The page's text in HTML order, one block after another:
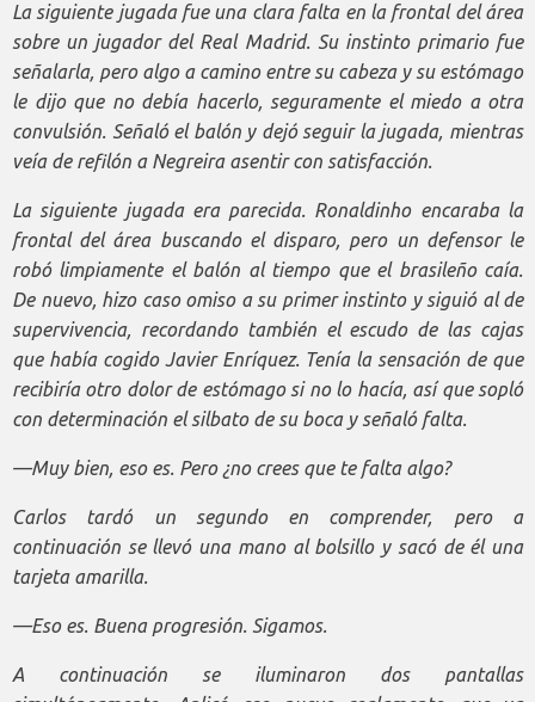
La siguiente jugada fue una clara falta en la frontal del área
sobre un jugador del Real Madrid. Su instinto primario fue
señalarla, pero algo a camino entre su cabeza y su estómago
le dijo que no debía hacerlo, seguramente el miedo a otra
convulsión. Señaló el balón y dejó seguir la jugada, mientras
veía de refilón a Negreira asentir con satisfacción.
La siguiente jugada era parecida. Ronaldinho encaraba la
frontal del área buscando el disparo, pero un defensor le
robó limpiamente el balón al tiempo que el brasileño caía.
De nuevo, hizo caso omiso a su primer instinto y siguió al de
supervivencia, recordando también el escudo de las cajas
que había cogido Javier Enríquez. Tenía la sensación de que
recibiría otro dolor de estómago si no lo hacía, así que sopló
con determinación el silbato de su boca y señaló falta.
—Muy bien, eso es. Pero ¿no crees que te falta algo?
Carlos tardó un segundo en comprender, pero a
continuación se llevó una mano al bolsillo y sacó de él una
tarjeta amarilla.
—Eso es. Buena progresión. Sigamos.
A continuación se iluminaron dos pantallas